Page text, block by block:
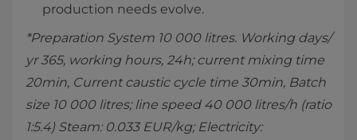
production needs evolve.
*Preparation System 10 000 litres. Working days/
yr 365, working hours, 24h; current mixing time
20min, Current caustic cycle time 30min, Batch
size 10 000 litres; line speed 40 000 litres/h (ratio
1:5.4) Steam: 0.033 EUR/kg; Electricity: